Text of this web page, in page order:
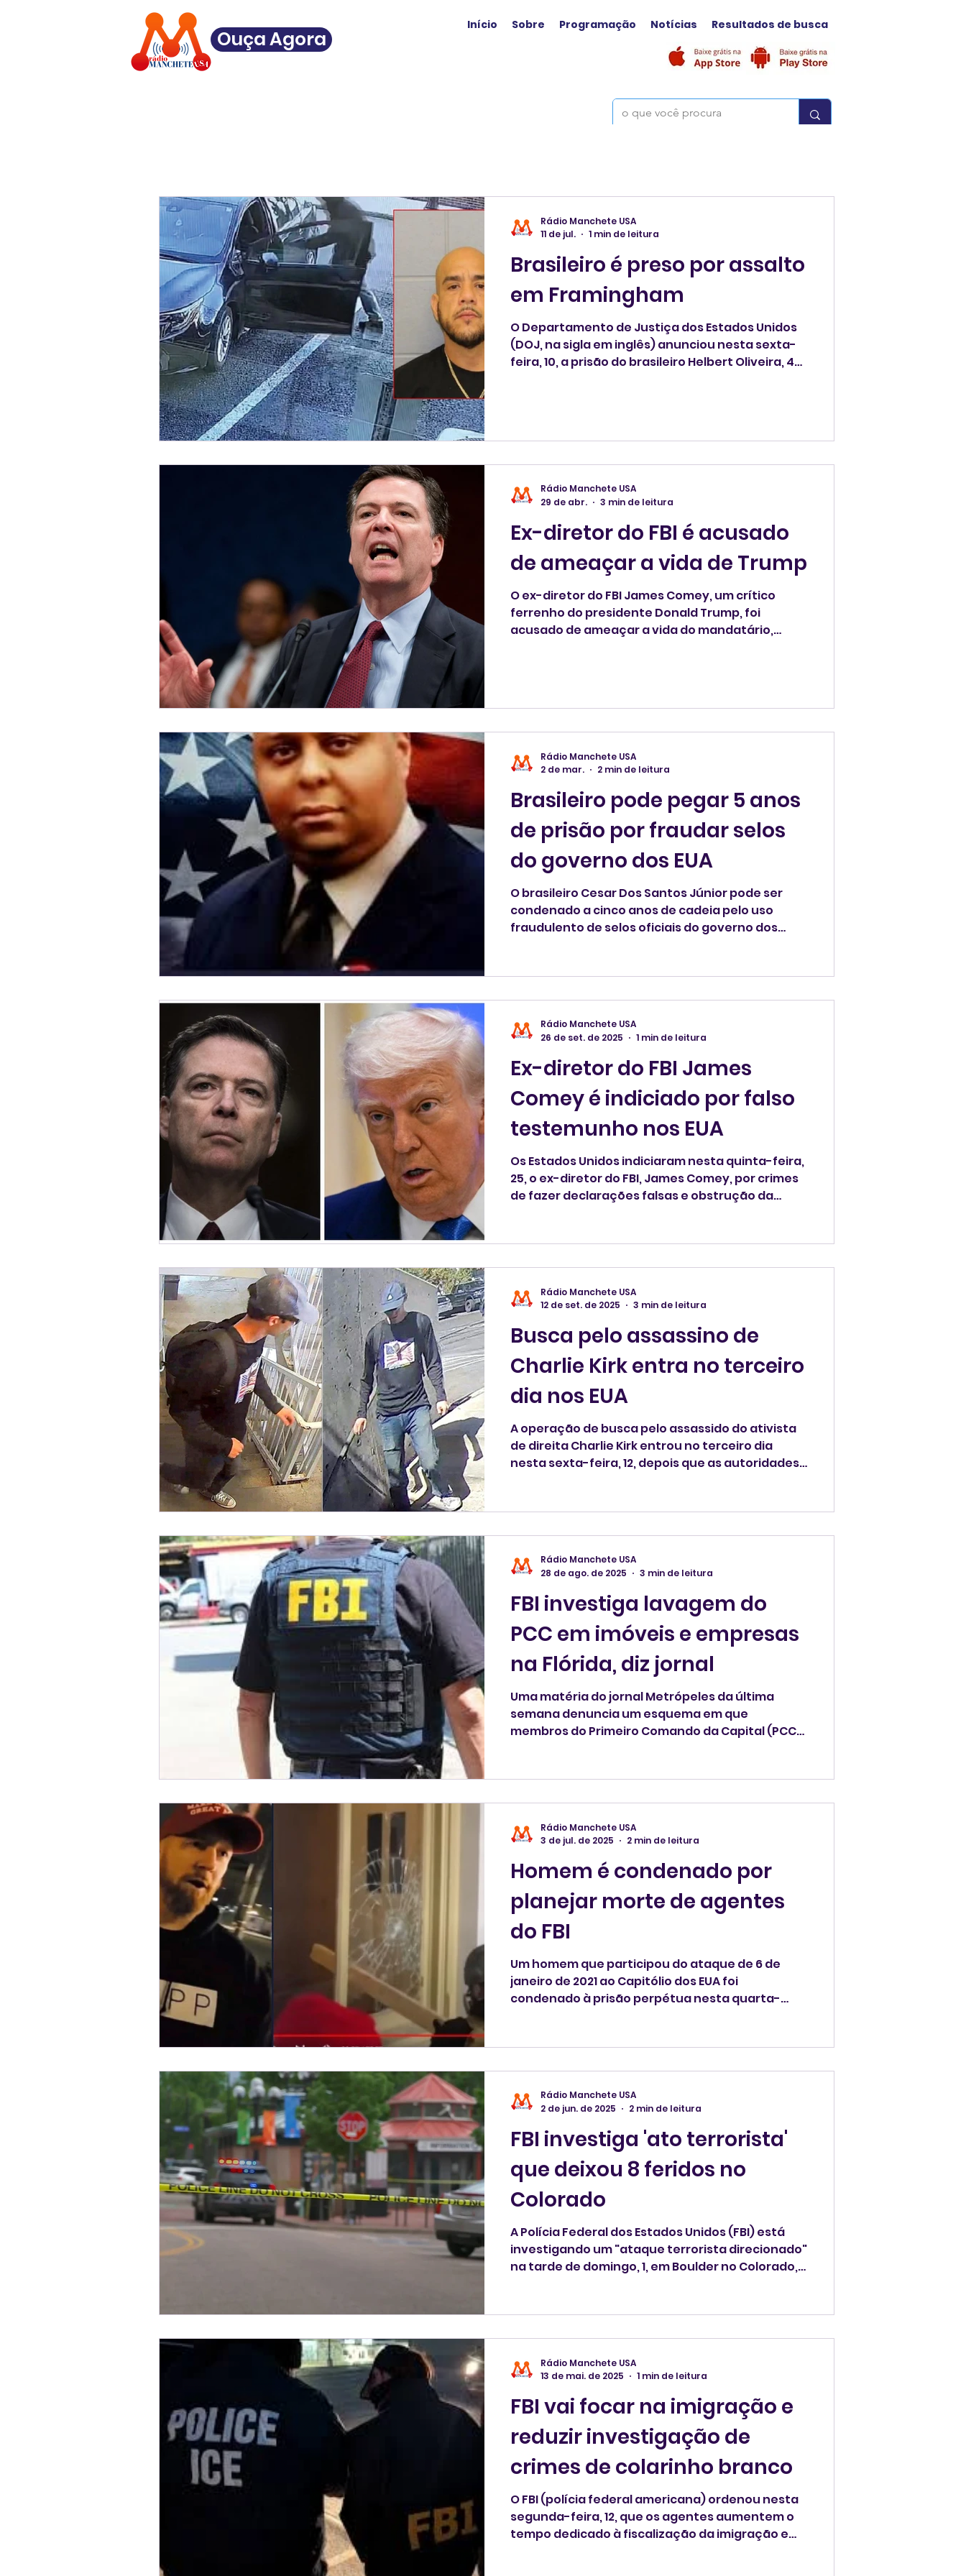
Ouça Agora
Início Sobre Programação Notícias Resultados de busca
Brasileiro é preso por assalto
em Framingham
O Departamento de Justiça dos Estados Unidos
(DOJ, na sigla em inglês) anunciou nesta sexta-
feira, 10, a prisão do brasileiro Helbert Oliveira, 47
Rádio Manchete USA
11 de jul.
1 min de leitura
Ex-diretor do FBI é acusado
de ameaçar a vida de Trump
O ex-diretor do FBI James Comey, um crítico
ferrenho do presidente Donald Trump, foi
acusado de ameaçar a vida do mandatário,
Rádio Manchete USA
29 de abr.
3 min de leitura
Brasileiro pode pegar 5 anos
de prisão por fraudar selos
do governo dos EUA
O brasileiro Cesar Dos Santos Júnior pode ser
condenado a cinco anos de cadeia pelo uso
fraudulento de selos oficiais do governo dos
semana.
Rádio Manchete USA
2 de mar.
2 min de leitura
Ex-diretor do FBI James
Comey é indiciado por falso
testemunho nos EUA
Os Estados Unidos indiciaram nesta quinta-feira,
25, o ex-diretor do FBI, James Comey, por crimes
de fazer declarações falsas e obstrução da
Rádio Manchete USA
26 de set. de 2025
1 min de leitura
Busca pelo assassino de
Charlie Kirk entra no terceiro
dia nos EUA
A operação de busca pelo assassido do ativista
de direita Charlie Kirk entrou no terceiro dia
nesta sexta-feira, 12, depois que as autoridades
câmeras de segurança. O FBI está oferecendo
US$ 100 mil de recompensa por pistas que levem
Rádio Manchete USA
12 de set. de 2025
3 min de leitura
FBI investiga lavagem do
PCC em imóveis e empresas
na Flórida, diz jornal
Uma matéria do jornal Metrópeles da última
semana denuncia um esquema em que
membros do Primeiro Comando da Capital (PCC)
Rádio Manchete USA
28 de ago. de 2025
3 min de leitura
Homem é condenado por
planejar morte de agentes
do FBI
Um homem que participou do ataque de 6 de
janeiro de 2021 ao Capitólio dos EUA foi
condenado à prisão perpétua nesta quarta-
Departamento de Justiça dos EUA e registros
judiciais.
Rádio Manchete USA
3 de jul. de 2025
2 min de leitura
FBI investiga 'ato terrorista'
que deixou 8 feridos no
Colorado
A Polícia Federal dos Estados Unidos (FBI) está
investigando um "ataque terrorista direcionado"
na tarde de domingo, 1, em Boulder no Colorado,
Rádio Manchete USA
2 de jun. de 2025
2 min de leitura
FBI vai focar na imigração e
reduzir investigação de
crimes de colarinho branco
O FBI (polícia federal americana) ordenou nesta
segunda-feira, 12, que os agentes aumentem o
tempo dedicado à fiscalização da imigração e
Rádio Manchete USA
13 de mai. de 2025
1 min de leitura